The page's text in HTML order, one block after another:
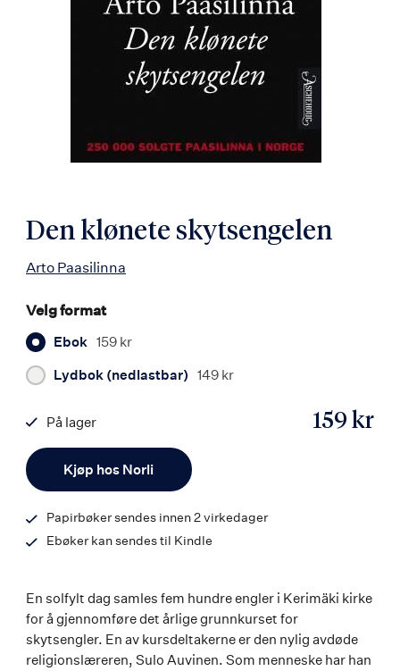
Den klønete skytsengelen
Arto Paasilinna
Velg format
Ebok 159 kr
Lydbok (nedlastbar) 149 kr
Kjøp hos Norli
159 kr
På lager
9788203370076
Papirbøker sendes innen 2 virkedager
Ebøker kan sendes til Kindle
En solfylt dag samles fem hundre engler i Kerimäki kirke
for å gjennomføre det årlige grunnkurset for
skytsengler. En av kursdeltakerne er den nylig avdøde
religionslæreren, Sulo Auvinen. Som menneske har han